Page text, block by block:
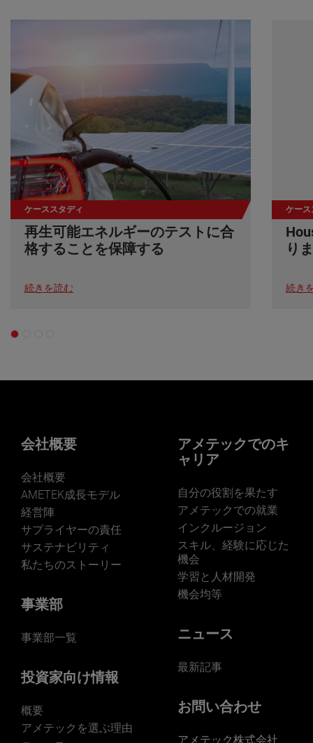
ケーススタディ
再生可能エネルギーのテストに合
格することを保障する
続きを読む
ケース
り
続き
会社概要
会社概要
AMETEK成長モデル
経営陣
サプライヤーの責任
サステナビリティ
私たちのストーリー
事業部
事業部一覧
投資家向け情報
概要
アメテックを選ぶ理由
アメテックでのキ
ャリア
自分の役割を果たす
アメテックでの就業
インクルージョン
スキル、経験に応じた
機会
学習と人材開発
機会均等
ニュース
最新記事
お問い合わせ
アメテック株式会社